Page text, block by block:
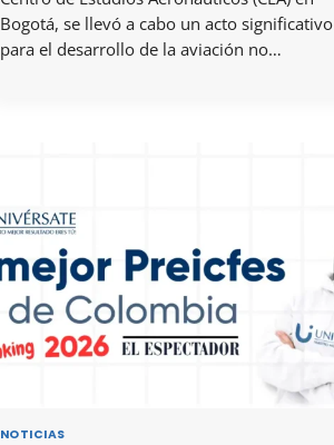
Bogotá, se llevó a cabo un acto significativo
para el desarrollo de la aviación no…
NOTICIAS